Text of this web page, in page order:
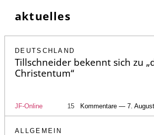
aktuelles
DEUTSCHLAND
Tillschneider bekennt sich zu
Christentum“
JF-Online 15 Kommentare — 7.
ALLGEMEIN